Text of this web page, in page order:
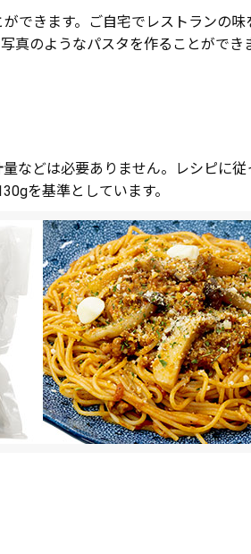
できます。ご自宅でレストランの
真のようなパスタを作ることができ
などは必要ありません。レシピに
を基準としています。